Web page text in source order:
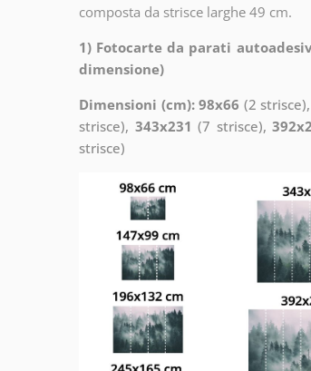
composta da strisce larghe 49 cm.
1) Fotocarte da parati
dimensione)
Dimensioni (cm): 98x66 (2 strisce),
strisce), 343x231 (7 strisce),
strisce)